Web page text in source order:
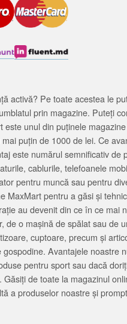
activă? Pe toate acestea le
prin magazine. Puteți
unul din puținele
puțin de 1000 de lei. Ce
este numărul semnificativ
cablurile, telefoanele
pentru muncă sau pentru
pentru a găsi și
au devenit din ce în ce mai
o mașină de spălat sau de
cuptoare, precum și
Avantajele noastre
pentru sport sau dacă
de toate la magazinul
a produselor noastre și